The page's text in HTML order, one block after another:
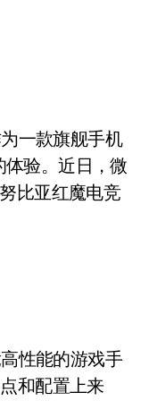
验。近日，微
比亚红魔电竞
性能的游戏手
和配置上来